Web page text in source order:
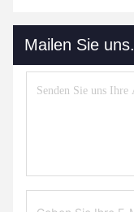
Mailen Sie uns.